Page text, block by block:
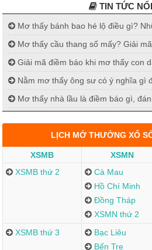
TIN TỨC
Mơ thấy bánh bao hé lộ điều gì?
Mơ thấy cầu thang số mấy? Giải
Giải mã điềm báo khi mơ thấy con
Nằm mơ thấy ông sư có ý nghĩa gì
Mơ thấy nhà lầu là điềm báo gì,
LỊCH MỞ THƯỞNG XỔ
XSMB XSMN
XSMB thứ 2
Cà Mau
Hồ Chí Minh
Đồng Tháp
XSMN thứ 2
XSMB thứ 3
Bạc Liêu
Bến Tre